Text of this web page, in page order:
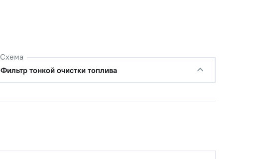
Схема
Фильтр тонкой очистки топлива